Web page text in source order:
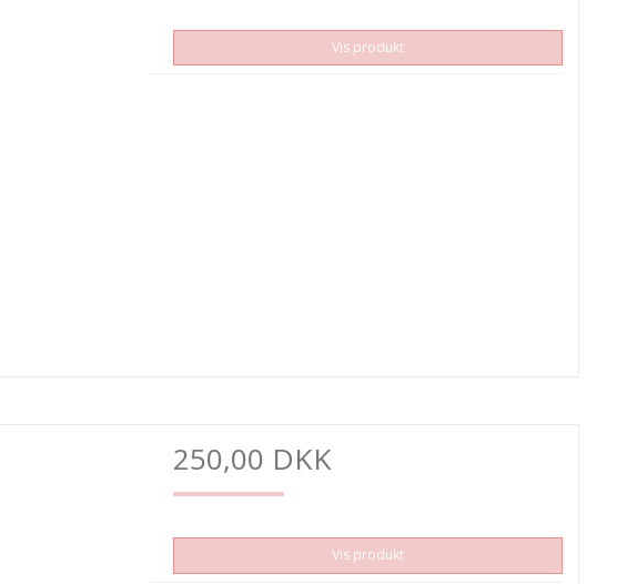
Vis produkt
250,00 DKK
Vis produkt